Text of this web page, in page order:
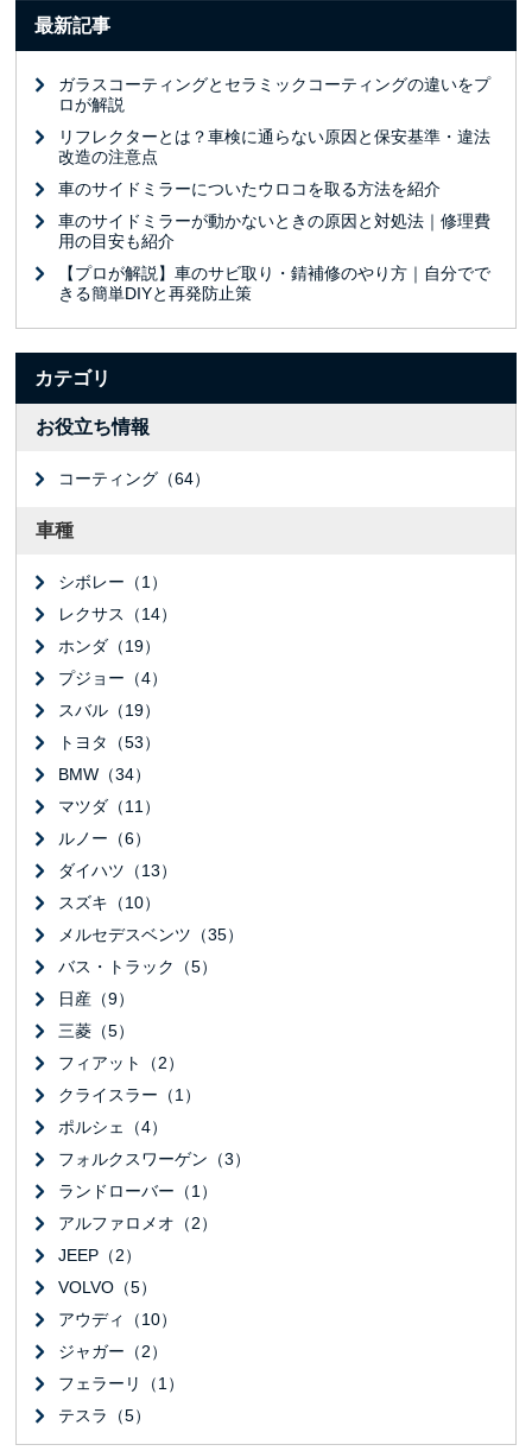
最新記事
ガラスコーティングとセラミックコーティングの違いをプ
ロが解説
リフレクターとは？車検に通らない原因と保安基準・違法
改造の注意点
車のサイドミラーについたウロコを取る方法を紹介
車のサイドミラーが動かないときの原因と対処法｜修理費
用の目安も紹介
【プロが解説】車のサビ取り・錆補修のやり方｜自分でで
きる簡単DIYと再発防止策
カテゴリ
お役立ち情報
コーティング（64）
車種
シボレー（1）
レクサス（14）
ホンダ（19）
プジョー（4）
スバル（19）
トヨタ（53）
BMW（34）
マツダ（11）
ルノー（6）
ダイハツ（13）
スズキ（10）
メルセデスベンツ（35）
バス・トラック（5）
日産（9）
三菱（5）
フィアット（2）
クライスラー（1）
ポルシェ（4）
フォルクスワーゲン（3）
ランドローバー（1）
アルファロメオ（2）
JEEP（2）
VOLVO（5）
アウディ（10）
ジャガー（2）
フェラーリ（1）
テスラ（5）